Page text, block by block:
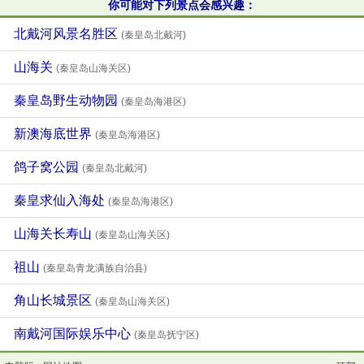
你可能对下列景点会感兴趣：
北戴河风景名胜区 (秦皇岛北戴河)
山海关 (秦皇岛山海关区)
秦皇岛野生动物园 (秦皇岛海港区)
新澳海底世界 (秦皇岛海港区)
鸽子窝公园 (秦皇岛北戴河)
秦皇求仙入海处 (秦皇岛海港区)
山海关长寿山 (秦皇岛山海关区)
祖山 (秦皇岛青龙满族自治县)
角山长城景区 (秦皇岛山海关区)
南戴河国际娱乐中心 (秦皇岛抚宁区)